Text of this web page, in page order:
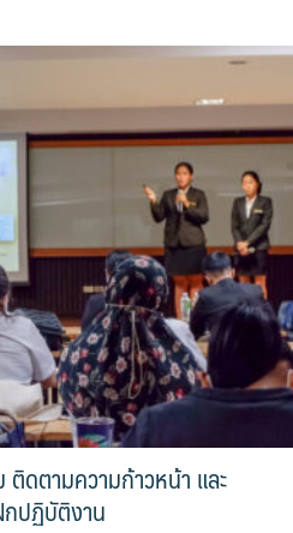
ดตามความก้าวหน้า และ
กปฏิบัติงาน